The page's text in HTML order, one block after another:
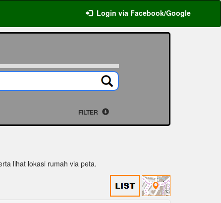
Login via Facebook/Google
FILTER
lihat lokasi rumah via peta.